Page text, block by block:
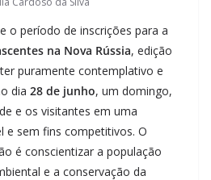
o período de inscrições para a
na Nova Rússia, edição
puramente contemplativo e
dia 28 de junho, um domingo,
e os visitantes em uma
e sem fins competitivos. O
é conscientizar a população
e a conservação da